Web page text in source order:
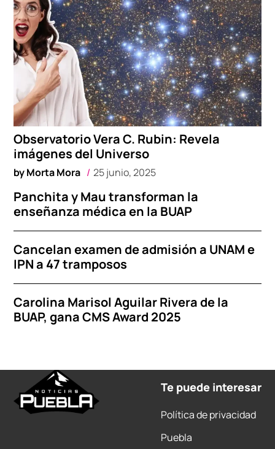
Observatorio Vera C. Rubin: Revela
imágenes del Universo
byMorta Mora 25 junio, 2025
Panchita y Mau transforman la
enseñanza médica en la BUAP
Cancelan examen de admisión a UNAM e
IPN a 47 tramposos
Carolina Marisol Aguilar Rivera de la
BUAP, gana CMS Award 2025
Te puede interesar
Política de privacidad
Puebla